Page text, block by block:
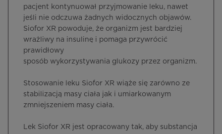
pacjent kontynuował przyjmowanie leku, nawet
jeśli nie odczuwa żadnych widocznych objawów.
Siofor XR powoduje, że organizm jest bardziej
wrażliwy na insulinę i pomaga przywrócić
prawidłowy
sposób wykorzystywania glukozy przez organizm.
Stosowanie leku Siofor XR wiąże się zarówno ze
stabilizacją masy ciała jak i umiarkowanym
zmniejszeniem masy ciała.
Lek Siofor XR jest opracowany tak, aby substancja